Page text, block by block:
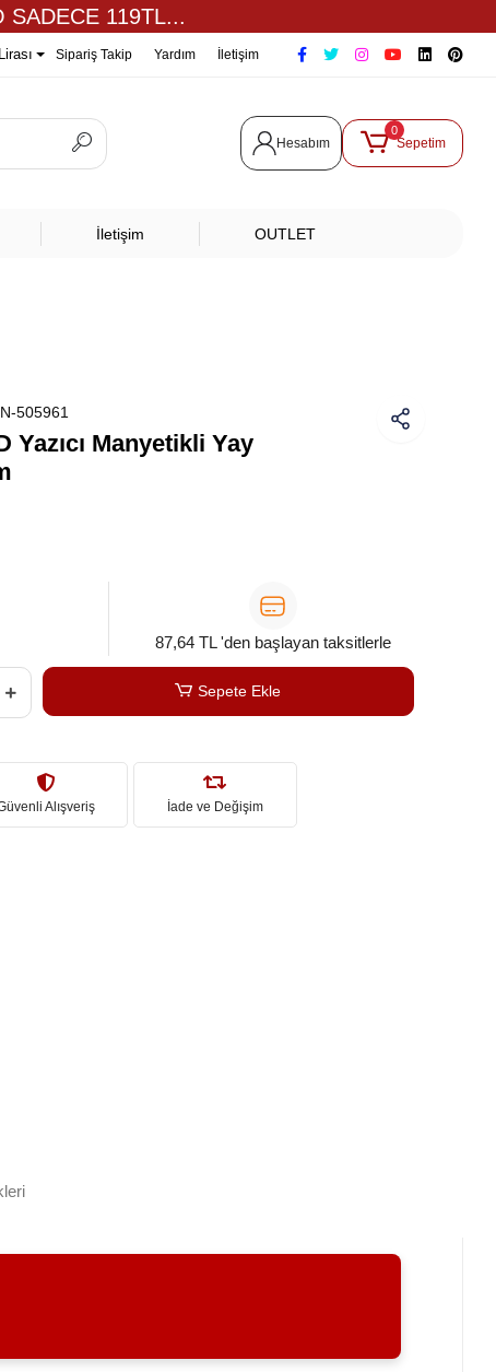
SADECE 119TL...
Sipariş Takip Yardım İletişim
Hesabım
0
Sepetim
İletişim OUTLET
505961
Yazıcı Manyetikli Yay
87,64 TL 'den başlayan taksitlerle
Sepete Ekle
Alışveriş İade ve Değişim